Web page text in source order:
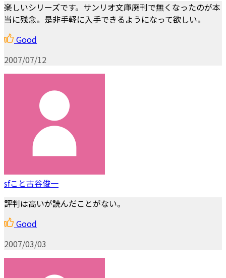
楽しいシリーズです。サンリオ文庫廃刊で無くなったのが本
当に残念。是非手軽に入手できるようになって欲しい。
Good
2007/07/12
sfこと古谷俊一
評判は高いが読んだことがない。
Good
2007/03/03